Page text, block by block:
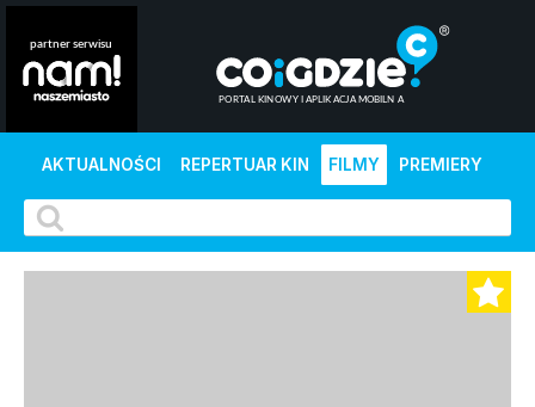
AKTUALNOŚCI REPERTUAR KIN FILMY PREMIERY